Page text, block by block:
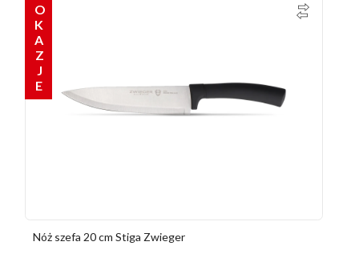
OKAZJE
Nóż szefa 20 cm Stiga Zwieger